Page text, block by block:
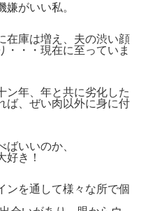
がいい私。
在庫は増え、夫の渋い顔
・・・現在に至っていま
ン年、年と共に劣化した
ば、ぜい肉以外に身に付
いいのか、
好き！
ンを通して様々な所で個